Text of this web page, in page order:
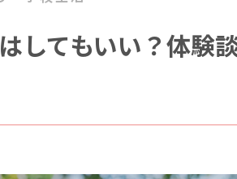
してもいい？体験